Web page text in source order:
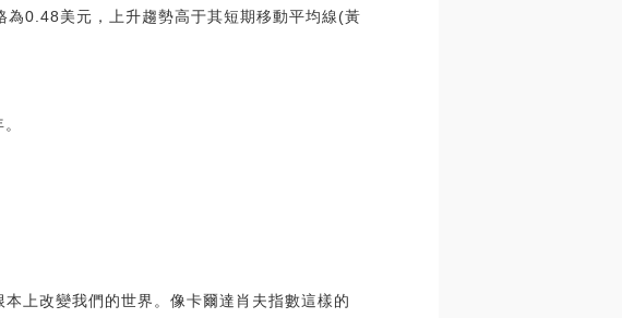
0.48美元，上升趨勢高于其短期移動平均線(黃
上改變我們的世界。像卡爾達肖夫指數這樣的